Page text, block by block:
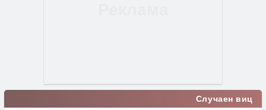
Случаен виц